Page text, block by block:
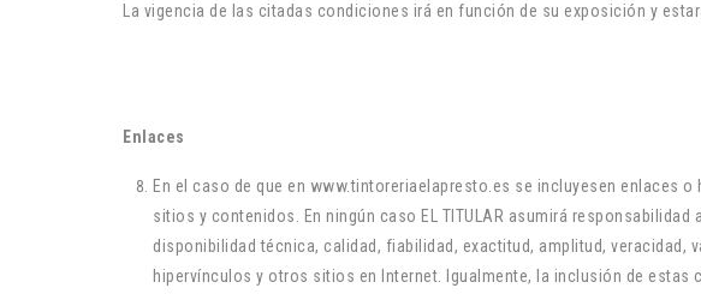
La vigencia de las citadas condiciones irá en función de su exposición y
Enlaces
En el caso de que en www.tintoreriaelapresto.es se incluyesen enlaces
sitios y contenidos. En ningún caso EL TITULAR asumirá
disponibilidad técnica, calidad, fiabilidad, exactitud, amplitud,
hipervínculos y otros sitios en Internet. Igualmente, la inclusión de